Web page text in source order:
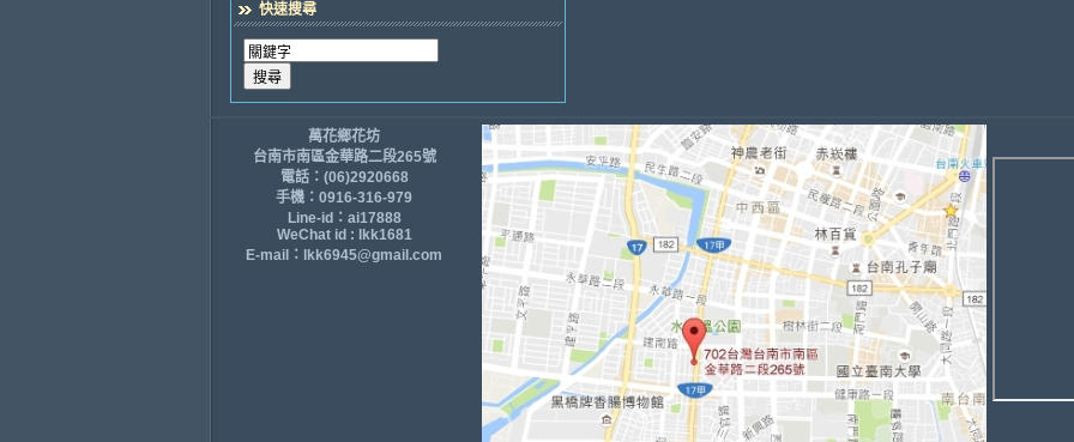
快速搜尋
萬花鄉花坊
台南市南區金華路二段265號
電話：(06)2920668
手機：0916-316-979
Line-id：ai17888
WeChat id : lkk1681
E-mail：lkk6945@gmail.com